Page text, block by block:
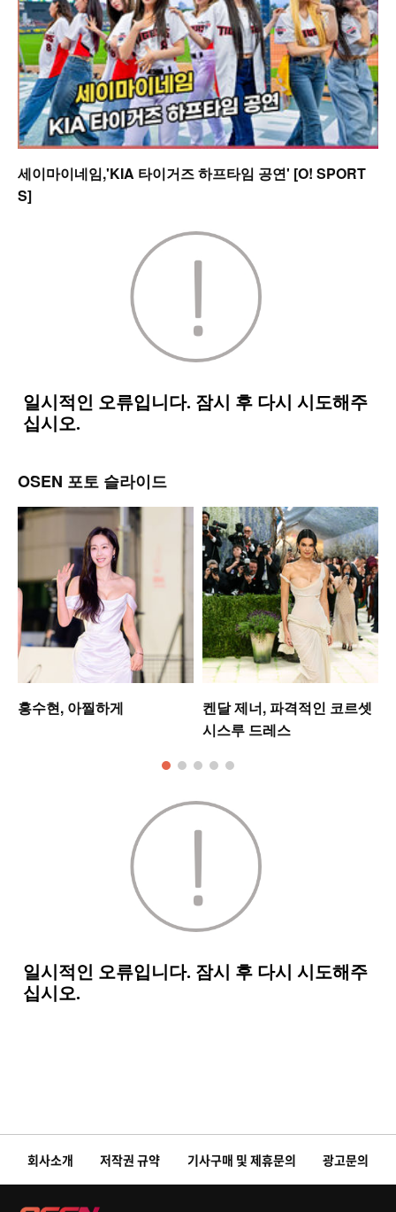
세이마이네임,'KIA 타이거즈 하프타임 공연' [O! SPORT
S]
OSEN 포토 슬라이드
홍수현, 아찔하게
켄달 제너, 파격적인 코르셋
시스루 드레스
회사소개 저작권 규약 기사구매 및 제휴문의 광고문의